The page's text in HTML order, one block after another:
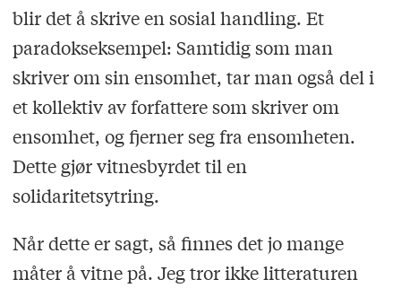
blir det å skrive en sosial handling. Et
paradokseksempel: Samtidig som man
skriver om sin ensomhet, tar man også del i
et kollektiv av forfattere som skriver om
ensomhet, og fjerner seg fra ensomheten.
Dette gjør vitnesbyrdet til en
solidaritetsytring.
Når dette er sagt, så finnes det jo mange
måter å vitne på. Jeg tror ikke litteraturen